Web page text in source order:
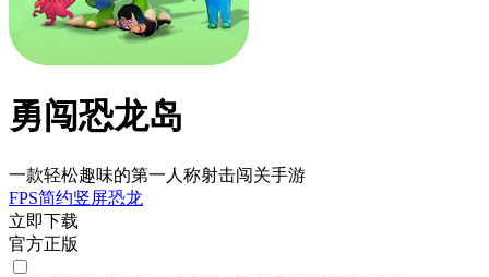
勇闯恐龙岛
一款轻松趣味的第一人称射击闯关手游
FPS简约竖屏恐龙
立即下载
官方正版